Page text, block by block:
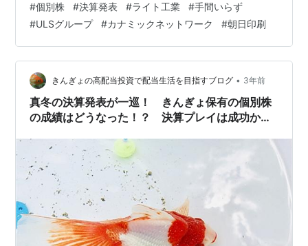
月」というのはとても大事な時期であります！ え～！？
大事な時期～！？ ・・・ そう！ 本決算の発表時期であ
ります＼(^o^)／ 日本の多くの会社は「3月が本決算」と
なっており、その決算結果が公表される多くの時期が、4
月の下旬から5月のGW明けなのであります！ 当然、きん
ぎょの手持ちの…
#個別株 #決算発表 #ライト工業 #手間いらず
#ULSグループ #カナミックネットワーク #朝日印刷
きんぎょの高配当投資で配当生活を目指すブログ • 3年前
真冬の決算発表が一巡！ きんぎょ保有の個別株
の成績はどうなった！？ 決算プレイは成功か否